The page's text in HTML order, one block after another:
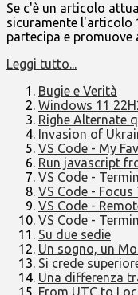
Se c'è un articolo
sicuramente l'articolo
partecipa e promuove
Leggi tutto...
Bugie e Verità
Windows 11
Righe Alternate
Invasion of
VS Code - My
Run javascript
VS Code -
VS Code -
VS Code -
VS Code -
Su due sedie
Un sogno, un
Si crede
Una differenza
From UTC to